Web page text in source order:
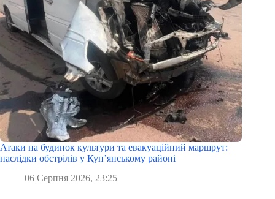
Атаки на будинок культури та евакуаційний маршрут:
наслідки обстрілів у Куп’янському районі
06 Серпня 2026, 23:25